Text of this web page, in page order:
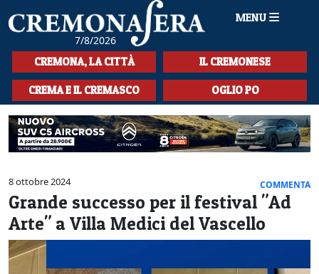
7/8/2026
MENU
HOME
CRONACA
SPORT
LA MUSICA
CULTURA
LA STORIA
SPETTACOLI
L'EDITORIALE
CREMONA, LA CITTÀ IL CREMONESE
CREMA E IL CREMASCO OGLIO PO
8 ottobre 2024 COMMENTA
Grande successo per il festival "Ad
Arte" a Villa Medici del Vascello